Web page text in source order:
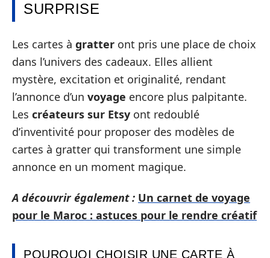
SURPRISE
Les cartes à gratter ont pris une place de choix
dans l’univers des cadeaux. Elles allient
mystère, excitation et originalité, rendant
l’annonce d’un voyage encore plus palpitante.
Les créateurs sur Etsy ont redoublé
d’inventivité pour proposer des modèles de
cartes à gratter qui transforment une simple
annonce en un moment magique.
A découvrir également : Un carnet de voyage
pour le Maroc : astuces pour le rendre créatif
POURQUOI CHOISIR UNE CARTE À